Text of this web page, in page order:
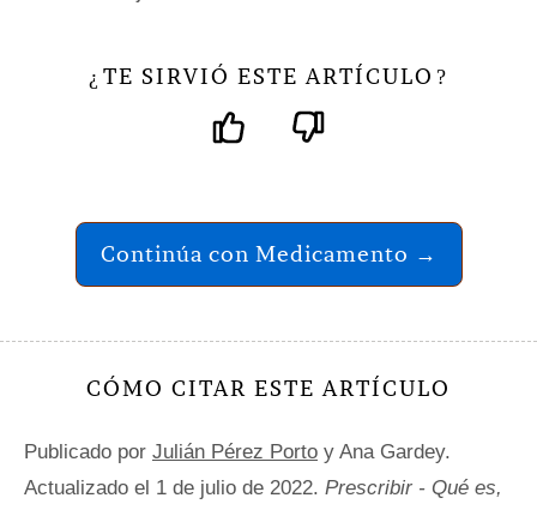
¿ TE SIRVIÓ ESTE ARTÍCULO ?
Continúa con Medicamento →
CÓMO CITAR ESTE ARTÍCULO
Publicado por Julián Pérez Porto y Ana Gardey.
Actualizado el 1 de julio de 2022. Prescribir - Qué es,